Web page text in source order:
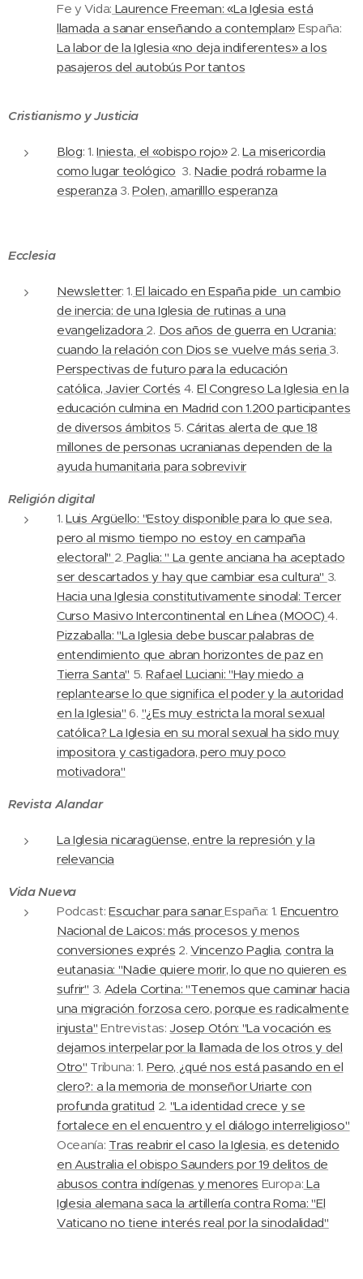
Fe y Vida: Laurence Freeman: «La Iglesia está
llamada a sanar enseñando a contemplar» España:
La labor de la Iglesia «no deja indiferentes» a los
pasajeros del autobús Por tantos
Cristianismo y Justicia
Blog: 1.Iniesta, el «obispo rojo»2.La misericordia
como lugar teológico 3. Nadie podrá robarme la
esperanza 3.Polen, amarilllo esperanza
Ecclesia
Newsletter: 1. El laicado en España pide un cambio
de inercia: de una Iglesia de rutinas a una
evangelizadora 2. Dos años de guerra en Ucrania:
cuando la relación con Dios se vuelve más seria 3.
Perspectivas de futuro para la educación
católica, Javier Cortés 4. El Congreso La Iglesia en la
educación culmina en Madrid con 1.200 participantes
de diversos ámbitos 5.Cáritas alerta de que 18
millones de personas ucranianas dependen de la
ayuda humanitaria para sobrevivir
Religión digital
1.Luis Argüello: "Estoy disponible para lo que sea,
pero al mismo tiempo no estoy en campaña
electoral" 2. Paglia: " La gente anciana ha aceptado
ser descartados y hay que cambiar esa cultura" 3.
Hacia una Iglesia constitutivamente sinodal: Tercer
Curso Masivo Intercontinental en Línea (MOOC)4.
Pizzaballa: "La Iglesia debe buscar palabras de
entendimiento que abran horizontes de paz en
Tierra Santa" 5. Rafael Luciani: "Hay miedo a
replantearse lo que significa el poder y la autoridad
en la Iglesia" 6. "¿Es muy estricta la moral sexual
católica? La Iglesia en su moral sexual ha sido muy
impositora y castigadora, pero muy poco
motivadora"
Revista Alandar
La Iglesia nicaragüense, entre la represión y la
relevancia
Vida Nueva
Podcast:Escuchar para sanarEspaña: 1. Encuentro
Nacional de Laicos: más procesos y menos
conversiones exprés 2.Vincenzo Paglia, contra la
eutanasia: "Nadie quiere morir, lo que no quieren es
sufrir" 3. Adela Cortina: "Tenemos que caminar hacia
una migración forzosa cero, porque es radicalmente
injusta" Entrevistas:Josep Otón: "La vocación es
dejarnos interpelar por la llamada de los otros y del
Otro" Tribuna: 1. Pero, ¿qué nos está pasando en el
clero?: a la memoria de monseñor Uriarte con
profunda gratitud 2. "La identidad crece y se
fortalece en el encuentro y el diálogo interreligioso"
Oceanía: Tras reabrir el caso la Iglesia, es detenido
en Australia el obispo Saunders por 19 delitos de
abusos contra indígenas y menores Europa: La
Iglesia alemana saca la artillería contra Roma: "El
Vaticano no tiene interés real por la sinodalidad"